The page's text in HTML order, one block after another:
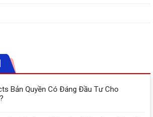
Bản Quyền Có Đáng Đầu Tư Cho